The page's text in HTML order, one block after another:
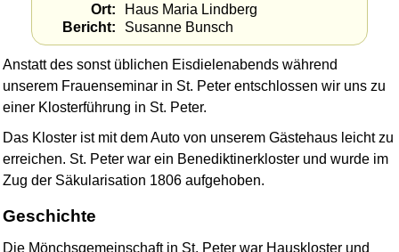
Ort
Haus Maria Lindberg
Bericht
Susanne Bunsch
Anstatt des sonst üblichen Eisdielenabends während
unserem Frauen­seminar in St. Peter entschlossen wir uns zu
einer Klosterführung in St. Peter.
Das Kloster ist mit dem Auto von unserem Gästehaus leicht zu
erreichen. St. Peter war ein Benediktinerkloster und wurde im
Zug der Säkularisation 1806 aufgehoben.
Geschichte
Die Mönchsgemeinschaft in St. Peter war Hauskloster und